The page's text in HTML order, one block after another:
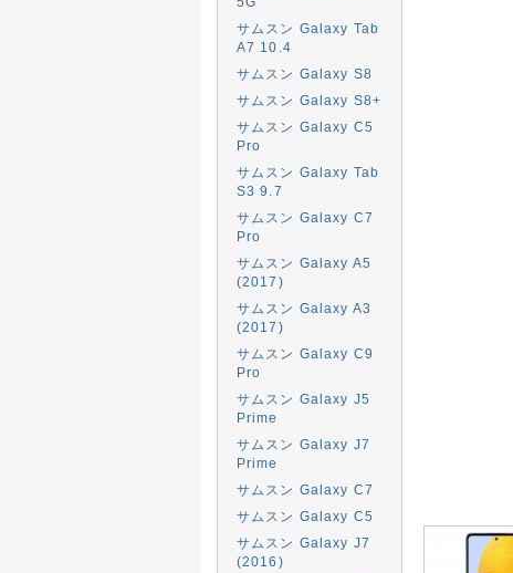
サムスン Galaxy Tab
A7 10.4
サムスン Galaxy S8
サムスン Galaxy S8+
サムスン Galaxy C5
Pro
サムスン Galaxy Tab
S3 9.7
サムスン Galaxy C7
Pro
サムスン Galaxy A5
(2017)
サムスン Galaxy A3
(2017)
サムスン Galaxy C9
Pro
サムスン Galaxy J5
Prime
サムスン Galaxy J7
Prime
サムスン Galaxy C7
サムスン Galaxy C5
サムスン Galaxy J7
(2016)